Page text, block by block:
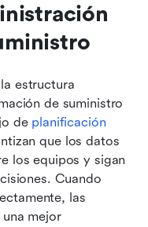
estructura
de suministro
de planificación
que los datos
los equipos y sigan
Cuando
las
mejor